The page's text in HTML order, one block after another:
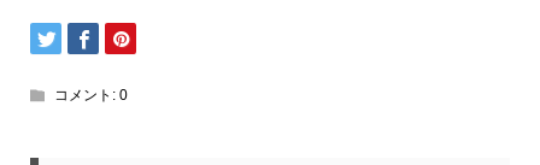
コメント: 0